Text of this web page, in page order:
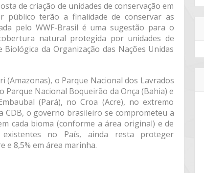
de criação de unidades de conservação em
público terão a finalidade de conservar as
pelo WWF-Brasil é uma sugestão para o
natural protegida por unidades de
da Organização das Nações Unidas
(Amazonas), o Parque Nacional dos Lavrados
Parque Nacional Boqueirão da Onça (Bahia) e
(Pará), no Croa (Acre), no extremo
CDB, o governo brasileiro se comprometeu a
cada bioma (conforme a área original) e de
no País, ainda resta proteger
8,5% em área marinha.